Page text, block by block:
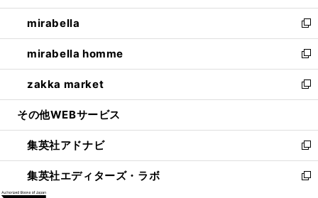
開
く
ウ
で
開
く
ン
ド
ウ
で
開
く
ウ
ィ
ン
ド
ウ
で
開
し
い
ウ
ィ
ン
ド
ウ
開
く
mirabella
新
し
い
ウ
ィ
ン
ウ
で
開
く
mirabella homme
新
し
い
ウ
ン
ド
ウ
で
zakka market
新
し
ウ
ィ
ン
ド
その他WEBサービス
集英社アドナビ
新
し
い
集英社エディターズ・ラボ
新